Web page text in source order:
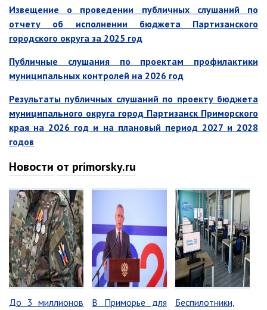
Партизанск Приморского
круая
спорта
✆ Телефонный справочник
График работы
Информация о ходе выполнения
перспективного плана работы на 2025
Информация о ходе выполнения
перспективного плана работы на 2024
год
Информация о ходе выполнения
перспективного плана работы на 2023
год
Информация о ходе выполнения
перспективного плана работы на 2022
год
Извещение о проведении публичных слушаний по
отчету об исполнении бюджета Партизанского
городского округа за 2025 год
Публичные слушания по проектам профилактики
муниципальных контролей на 2026 год
Результаты публичных слушаний по проекту бюджета
муниципального округа город Партизанск Приморского
края на 2026 год и на плановый период 2027 и 2028
годов
Новости от primorsky.ru
До 3 миллионов
В Приморье для
Беспилотники,